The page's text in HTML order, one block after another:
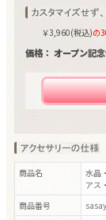
￥3,960(税込)の
価格： オープン記
商品名
水晶
アス
商品番号